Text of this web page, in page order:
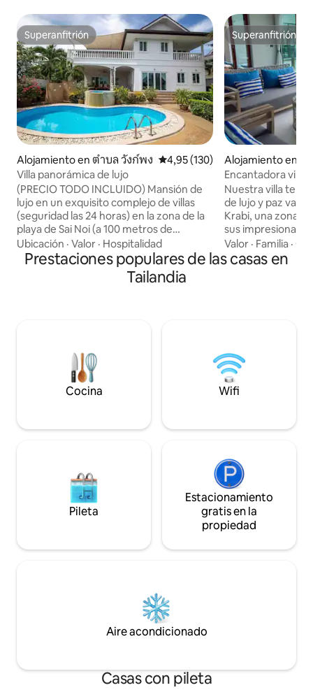
Superanfitrión
Superanfitrión
Alojamiento en ตำบล วังก์พง Calificación promedio: 4,95 de
4,95 (130)
Villa panorámica de lujo
(PRECIO TODO INCLUIDO) Mansión de
lujo en un exquisito complejo de villas
(seguridad las 24 horas) en la zona de la
playa de Sai Noi (a 100 metros de
Phetkasem rd). Villa de 2 pisos en la
ladera de una colina (jardín a 3 metros
por encima de la carretera privada) (3
dormitorios y 4 baños; aire
de la playa de Sai Noi y Khao Tao, a 6
minutos de la playa de Sea Pine y del
majestuoso parque Ratchapakdi. A 10
con amigos y parejas.
Ubicación · Valor · Hospitalidad
Superanfitrión
Superanfitrión
Alojamiento en
Muang Krabi
Encantadora villa
frente al mar en
Nuestra villa te
de lujo y paz
Krabi, una zona
sus
piedra caliza y
atardecer.
de la isla Hong,
traslados :) ¡Nos
disfrutes de tu
Valor · Familia ·
Prestaciones populares de las casas en
Tailandia
Cocina Wifi
Pileta
Estacionamiento
gratis en la
propiedad
Aire acondicionado
Casas con pileta